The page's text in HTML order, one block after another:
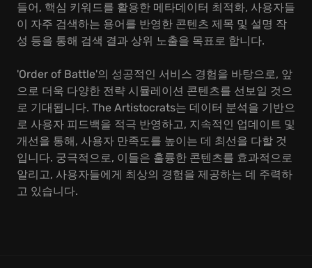
들어, 핵심 키워드를 활용한 메타데이터 최적화, 사용자들
이 자주 검색하는 용어를 반영한 콘텐츠 제목 및 설명 작
성 등을 통해 검색 결과 상위 노출을 목표로 합니다.
'Order of Battle'의 성공적인 서비스 경험을 바탕으로, 앞
으로 더욱 다양한 전략 시뮬레이션 콘텐츠를 선보일 것으
로 기대됩니다. The Artistocrats는 데이터 분석을 기반으
로 사용자 피드백을 적극 반영하고, 지속적인 업데이트 및
개선을 통해, 사용자 만족도를 높이는 데 최선을 다할 것
입니다. 궁극적으로, 이들은 훌륭한 콘텐츠를 효과적으로
알리고, 사용자들에게 최상의 경험을 제공하는 데 주력하
고 있습니다.